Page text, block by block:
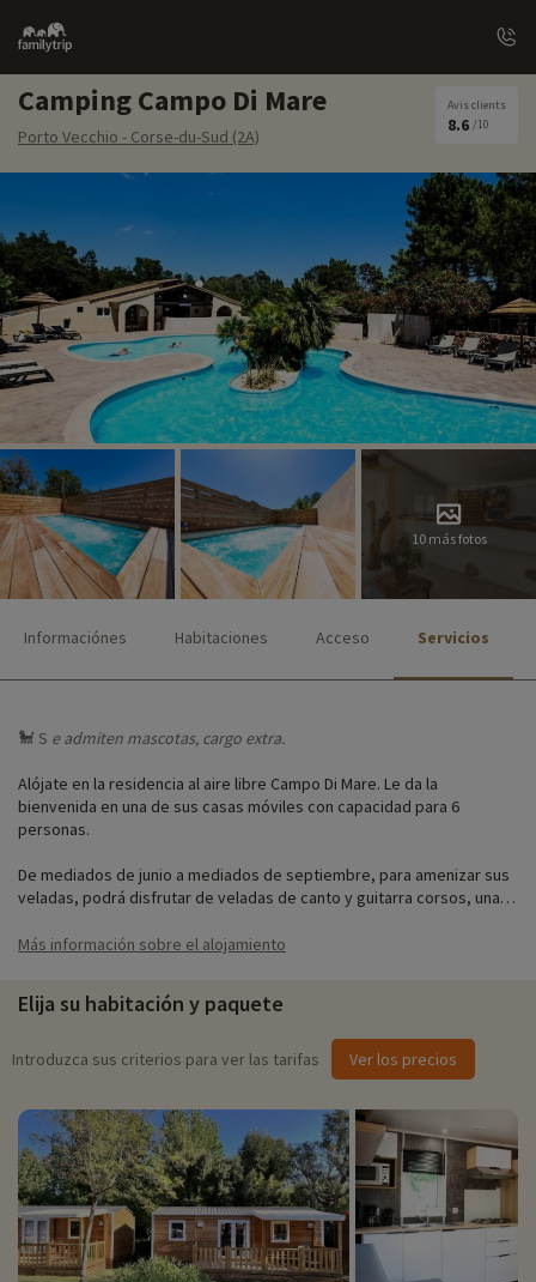
Family
trip
Camping Campo Di Mare
Porto Vecchio - Corse-du-Sud (2A)
Avis clients
8.6 /10
10 más fotos
Informaciónes Habitaciones Acceso Servicios
🐩 S e admiten mascotas, cargo extra.
Alójate en la residencia al aire libre Campo Di Mare. Le da la
bienvenida en una de sus casas móviles con capacidad para 6
personas.
De mediados de junio a mediados de septiembre, para amenizar sus
veladas, podrá disfrutar de veladas de canto y guitarra corsos, una
tiro, boxeo, air hockey y carreras de coches, ¡todo muy divertido!
♥iNuestra actividad favorita
-Parque de aventuras Porto Vecchio:abierto todos los días
' Situado a 15 minutos de la residencia en coche
' Curso de escalada de árboles para todos los niveles
' Situado en un bosque de eucaliptos
' Precios: desde 20 euros/adulto y 10 euros/niño*.
* ' Precios dados a título indicativo
Más información sobre el alojamiento
Elija su habitación y paquete
Introduzca sus criterios para ver las tarifas Ver los precios